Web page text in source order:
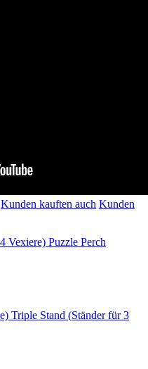
Kunden kauften auch Kunden
Puzzle Perch
Triple Stand (Ständer für 3